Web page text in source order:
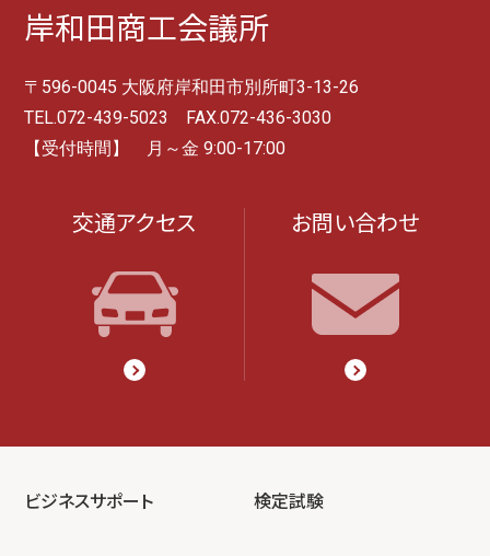
岸和田商工会議所
〒596-0045 大阪府岸和田市別所町3-13-26
TEL.072-439-5023 FAX.072-436-3030
【受付時間】 月～金 9:00-17:00
交通アクセス お問い合わせ
ビジネスサポート 検定試験